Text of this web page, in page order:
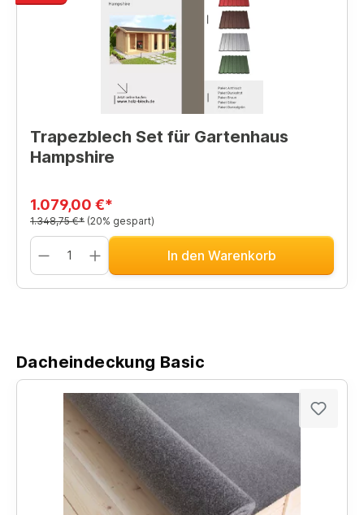
Trapezblech Set für Gartenhaus
Hampshire
1.079,00 €*
1.348,75 €* (20% gespart)
In den Warenkorb
Dacheindeckung Basic